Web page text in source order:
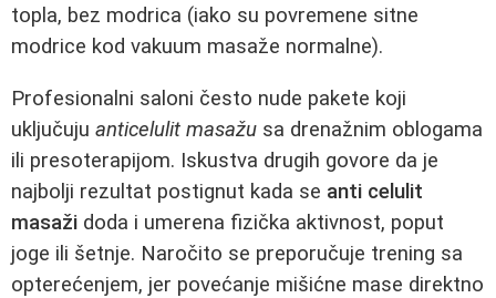
topla, bez modrica (iako su povremene sitne
modrice kod vakuum masaže normalne).
Profesionalni saloni često nude pakete koji
uključuju anticelulit masažu sa drenažnim oblogama
ili presoterapijom. Iskustva drugih govore da je
najbolji rezultat postignut kada se anti celulit
masaži doda i umerena fizička aktivnost, poput
joge ili šetnje. Naročito se preporučuje trening sa
opterećenjem, jer povećanje mišićne mase direktno